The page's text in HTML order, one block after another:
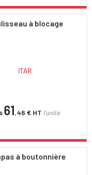
à blocage
ITAR
61,46 € HT l'unité
à boutonnière